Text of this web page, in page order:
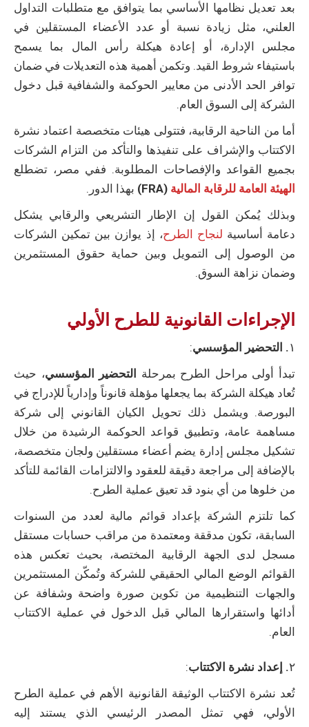
بعد تعديل نظامها الأساسي بما يتوافق مع متطلبات التداول
العلني، مثل زيادة نسبة أو عدد الأعضاء المستقلين في
مجلس الإدارة، أو إعادة هيكلة رأس المال بما يسمح
باستيفاء شروط القيد. وتكمن أهمية هذه التعديلات في ضمان
توافر الحد الأدنى من معايير الحوكمة والشفافية قبل دخول
الشركة إلى السوق العام.
أما من الناحية الرقابية، فتتولى هيئات متخصصة اعتماد نشرة
الاكتتاب والإشراف على تنفيذها والتأكد من التزام الشركات
بجميع القواعد والإفصاحات المطلوبة. ففي مصر، تضطلع
الهيئة العامة للرقابة المالية (FRA)
بهذا الدور.
وبذلك يُمكن القول إن الإطار التشريعي والرقابي يشكل
دعامة أساسية لنجاح الطرح، إذ يوازن بين تمكين الشركات
من الوصول إلى التمويل وبين حماية حقوق المستثمرين
وضمان نزاهة السوق.
الإجراءات القانونية للطرح الأولي
١. التحضير المؤسسي:
تبدأ أولى مراحل الطرح بمرحلة
التحضير المؤسسي، حيث
تُعاد هيكلة الشركة بما يجعلها مؤهلة قانوناً وإدارياً للإدراج في
البورصة. ويشمل ذلك تحويل الكيان القانوني إلى شركة
مساهمة عامة، وتطبيق قواعد الحوكمة الرشيدة من خلال
تشكيل مجلس إدارة يضم أعضاء مستقلين ولجان متخصصة،
بالإضافة إلى مراجعة دقيقة للعقود والالتزامات القائمة للتأكد
من خلوها من أي بنود قد تعيق عملية الطرح.
كما تلتزم الشركة بإعداد قوائم مالية لعدد من السنوات
السابقة، تكون مدققة ومعتمدة من مراقب حسابات مستقل
مسجل لدى الجهة الرقابية المختصة، بحيث تعكس هذه
القوائم الوضع المالي الحقيقي للشركة وتُمكّن المستثمرين
والجهات التنظيمية من تكوين صورة واضحة وشفافة عن
أدائها واستقرارها المالي قبل الدخول في عملية الاكتتاب
العام.
٢. إعداد نشرة الاكتتاب:
تُعد نشرة الاكتتاب الوثيقة القانونية الأهم في عملية الطرح
الأولي، فهي تمثل المصدر الرئيسي الذي يستند إليه